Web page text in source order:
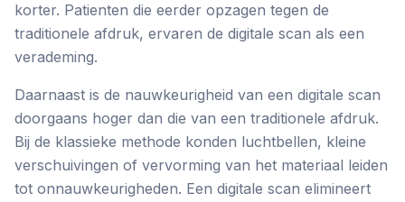
korter. Patienten die eerder opzagen tegen de
traditionele afdruk, ervaren de digitale scan als een
verademing.
Daarnaast is de nauwkeurigheid van een digitale scan
doorgaans hoger dan die van een traditionele afdruk.
Bij de klassieke methode konden luchtbellen, kleine
verschuivingen of vervorming van het materiaal leiden
tot onnauwkeurigheden. Een digitale scan elimineert